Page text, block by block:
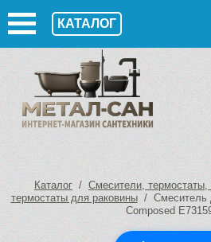
КАТАЛОГ
Каталог / Смесители, термостаты,
термостаты для раковины/ Смеситель
Composed